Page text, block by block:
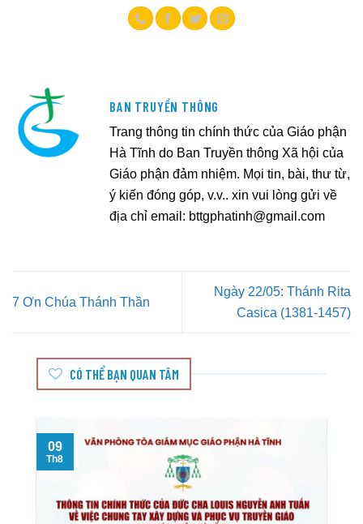
BAN TRUYỀN THÔNG
Trang thông tin chính thức của Giáo phận
Hà Tĩnh do Ban Truyền thông Xã hội của
Giáo phận đảm nhiệm. Mọi tin, bài, thư từ,
ý kiến đóng góp, v.v.. xin vui lòng gửi về
địa chỉ email: bttgphatinh@gmail.com
7 Ơn Chúa Thánh Thần
Ngày 22/05: Thánh Rita
Casica (1381-1457)
CÓ THỂ BẠN QUAN TÂM
09
Th8